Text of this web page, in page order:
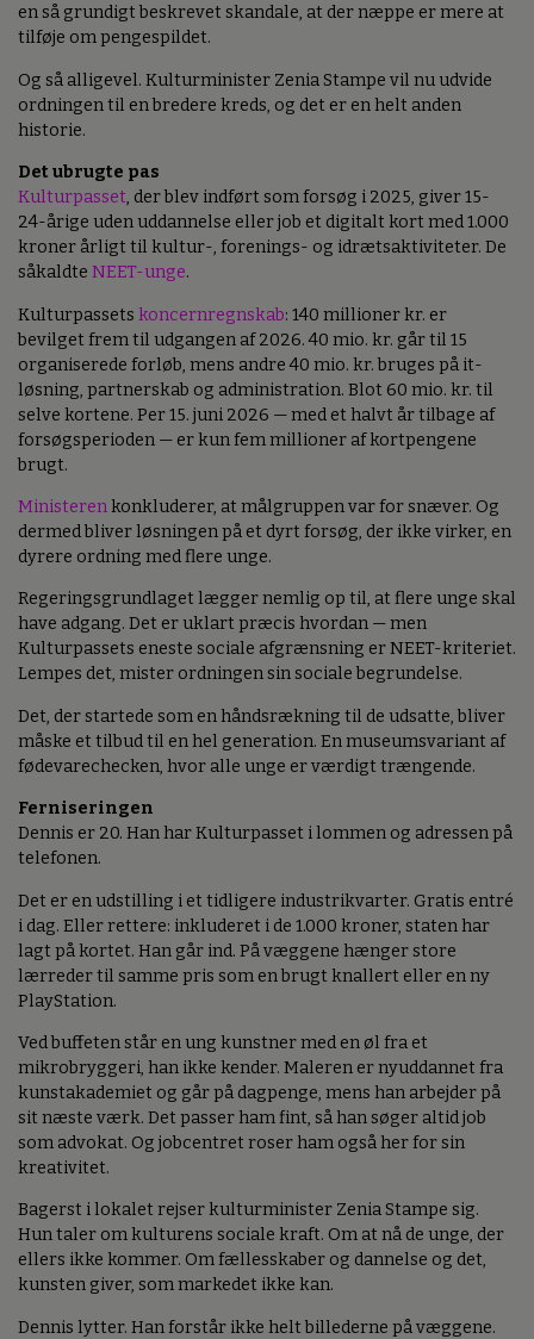
en så grundigt beskrevet skandale, at der næppe er mere at
tilføje om pengespildet.
Og så alligevel. Kulturminister Zenia Stampe vil nu udvide
ordningen til en bredere kreds, og det er en helt anden
historie.
Det ubrugte pas
Kulturpasset, der blev indført som forsøg i 2025, giver 15-
24-årige uden uddannelse eller job et digitalt kort med 1.000
kroner årligt til kultur-, forenings- og idrætsaktiviteter. De
såkaldte NEET-unge.
Kulturpassets koncernregnskab: 140 millioner kr. er
bevilget frem til udgangen af 2026. 40 mio. kr. går til 15
organiserede forløb, mens andre 40 mio. kr. bruges på it-
løsning, partnerskab og administration. Blot 60 mio. kr. til
selve kortene. Per 15. juni 2026 — med et halvt år tilbage af
forsøgsperioden — er kun fem millioner af kortpengene
brugt.
Ministerenkonkluderer, at målgruppen var for snæver. Og
dermed bliver løsningen på et dyrt forsøg, der ikke virker, en
dyrere ordning med flere unge.
Regeringsgrundlaget lægger nemlig op til, at flere unge skal
have adgang. Det er uklart præcis hvordan — men
Kulturpassets eneste sociale afgrænsning er NEET-kriteriet.
Lempes det, mister ordningen sin sociale begrundelse.
Det, der startede som en håndsrækning til de udsatte, bliver
måske et tilbud til en hel generation. En museumsvariant af
fødevarechecken, hvor alle unge er værdigt trængende.
Ferniseringen
Dennis er 20. Han har Kulturpasset i lommen og adressen på
telefonen.
Det er en udstilling i et tidligere industrikvarter. Gratis entré
i dag. Eller rettere: inkluderet i de 1.000 kroner, staten har
lagt på kortet. Han går ind. På væggene hænger store
lærreder til samme pris som en brugt knallert eller en ny
PlayStation.
Ved buffeten står en ung kunstner med en øl fra et
mikrobryggeri, han ikke kender. Maleren er nyuddannet fra
kunstakademiet og går på dagpenge, mens han arbejder på
sit næste værk. Det passer ham fint, så han søger altid job
som advokat. Og jobcentret roser ham også her for sin
kreativitet.
Bagerst i lokalet rejser kulturminister Zenia Stampe sig.
Hun taler om kulturens sociale kraft. Om at nå de unge, der
ellers ikke kommer. Om fællesskaber og dannelse og det,
kunsten giver, som markedet ikke kan.
Dennis lytter. Han forstår ikke helt billederne på væggene.